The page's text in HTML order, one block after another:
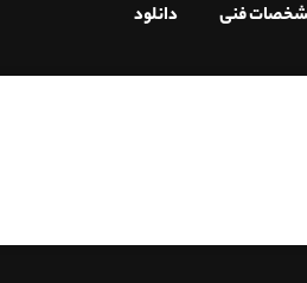
فنی دانلود